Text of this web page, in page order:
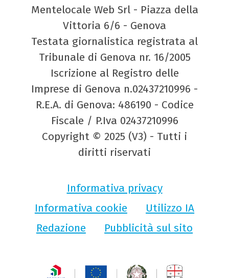
Mentelocale Web Srl - Piazza della
Vittoria 6/6 - Genova
Testata giornalistica registrata al
Tribunale di Genova nr. 16/2005
Iscrizione al Registro delle
Imprese di Genova n.02437210996 -
R.E.A. di Genova: 486190 - Codice
Fiscale / P.Iva 02437210996
Copyright © 2025 (V3) - Tutti i
diritti riservati
Informativa privacy
Informativa cookie
Utilizzo IA
Redazione
Pubblicità sul sito